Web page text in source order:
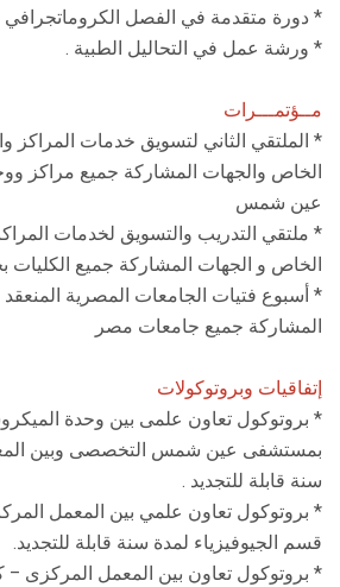
* دورة متقدمة في الفصل الكروماتجرافي
* ورشة عمل في التحاليل الطبية .
مــؤتمـــرات
* الملتقي الثاني لتسويق خدمات المراكز
الخاص والجهات المشاركة جميع مراكز
عين شمس
* ملتقي التدريب والتسويق لخدمات
الخاص و الجهات المشاركة جميع
* أسبوع فتيات الجامعات المصرية المنعقد
المشاركة جميع جامعات مصر
إتفاقيات وبروتوكولات
* بروتوكول تعاون علمى بين وحدة
بمستشفى عين شمس التخصصى وبين
سنة قابلة للتجديد .
* بروتوكول تعاون علمي بين المعمل
قسم الجيوفيزياء لمدة سنة قابلة للتجديد.
* بروتوكول تعاون بين المعمل المركزى –